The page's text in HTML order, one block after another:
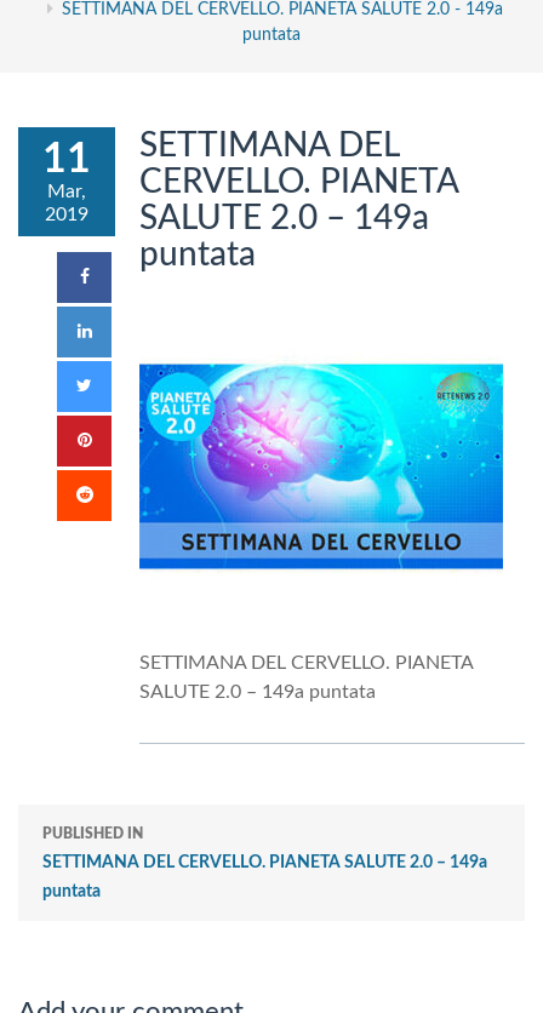
SETTIMANA DEL CERVELLO. PIANETA SALUTE 2.0 - 149a
puntata
11
Mar,
2019
SETTIMANA DEL
CERVELLO. PIANETA
SALUTE 2.0 – 149a
puntata
SETTIMANA DEL CERVELLO. PIANETA
SALUTE 2.0 – 149a puntata
PUBLISHED IN
SETTIMANA DEL CERVELLO. PIANETA SALUTE 2.0 – 149a
puntata